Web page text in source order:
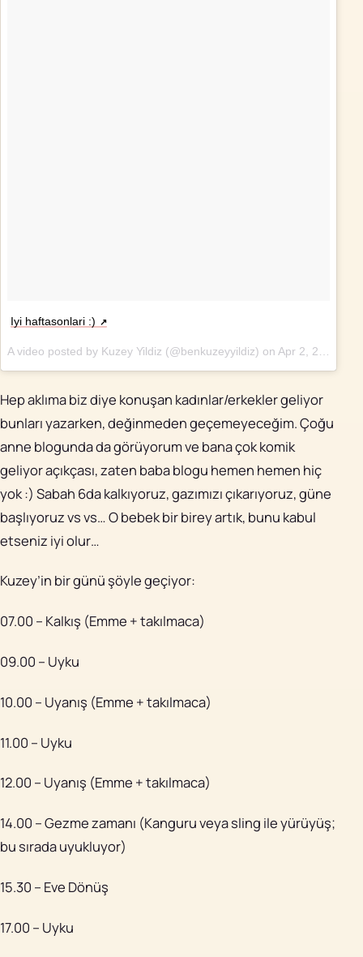
Iyi haftasonlari :)
A video posted by Kuzey Yildiz (@benkuzeyyildiz) on Apr 2, 2016 at 1:54am PDT
Hep aklıma biz diye konuşan kadınlar/erkekler geliyor
bunları yazarken, değinmeden geçemeyeceğim. Çoğu
anne blogunda da görüyorum ve bana çok komik
geliyor açıkçası, zaten baba blogu hemen hemen hiç
yok :) Sabah 6da kalkıyoruz, gazımızı çıkarıyoruz, güne
başlıyoruz vs vs… O bebek bir birey artık, bunu kabul
etseniz iyi olur…
Kuzey’in bir günü şöyle geçiyor:
07.00 – Kalkış (Emme + takılmaca)
09.00 – Uyku
10.00 – Uyanış (Emme + takılmaca)
11.00 – Uyku
12.00 – Uyanış (Emme + takılmaca)
14.00 – Gezme zamanı (Kanguru veya sling ile yürüyüş;
bu sırada uyukluyor)
15.30 – Eve Dönüş
17.00 – Uyku